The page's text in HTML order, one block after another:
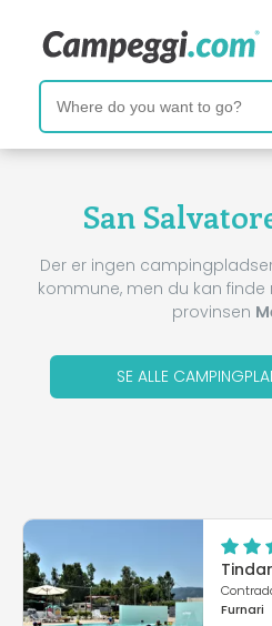
San
Der er ingen
kommune, men du kan
provinsen
SE ALLE
Furnari